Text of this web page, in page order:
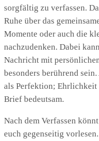
sorgfältig zu verfassen.
Ruhe über das
Momente oder auch die
nachzudenken. Dabei
Nachricht mit
besonders berührend sein.
als Perfektion; Ehrlichkeit
Brief bedeutsam.
Nach dem Verfassen
euch gegenseitig